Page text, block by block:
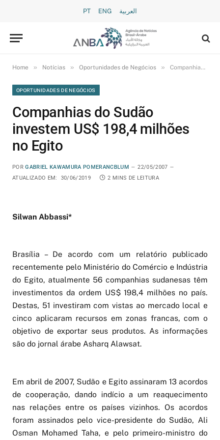
PT ENG العربية
Home » Notícias » Oportunidades de Negócios » Companhias do Sudão investem US$ 198,4 milhões no Egito
OPORTUNIDADES DE NEGÓCIOS
Companhias do Sudão
investem US$ 198,4 milhões
no Egito
POR GABRIEL KAWAMURA POMERANCBLUM
22/05/2007
ATUALIZADO EM:
30/06/2019 2 MINS DE LEITURA
Silwan Abbassi*
Brasília – De acordo com um relatório publicado
recentemente pelo Ministério do Comércio e Indústria
do Egito, atualmente 56 companhias sudanesas têm
investimentos da ordem US$ 198,4 milhões no país.
Destas, 51 investiram com vistas ao mercado local e
cinco aplicaram recursos em zonas francas, com o
objetivo de exportar seus produtos. As informações
são do jornal árabe Asharq Alawsat.
Em abril de 2007, Sudão e Egito assinaram 13 acordos
de cooperação, dando indício a um reaquecimento
nas relações entre os países vizinhos. Os acordos
foram assinados pelo vice-presidente do Sudão, Ali
Osman Mohamed Taha, e pelo primeiro-ministro do